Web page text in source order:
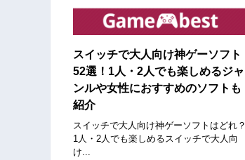
スイッチで大人向け神ゲーソフト
52選！1人・2人でも楽しめるジャ
ンルや女性におすすめのソフトも
紹介
スイッチで大人向け神ゲーソフトはどれ？
1人・2人でも楽しめるスイッチで大人向
け...